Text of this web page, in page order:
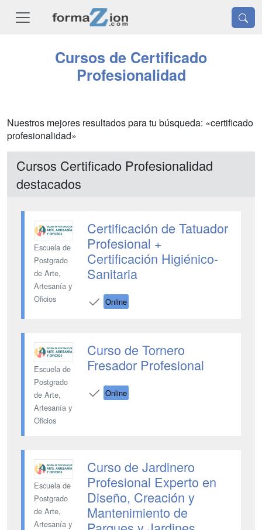
Cursos de Certificado
Profesionalidad
Nuestros mejores resultados para tu búsqueda: «certificado
profesionalidad»
Cursos Certificado Profesionalidad
destacados
Escuela de
Postgrado
de Arte,
Artesanía y
Oficios
Certificación de Tatuador
Profesional +
Certificación Higiénico-
Sanitaria
Online
Escuela de
Postgrado
de Arte,
Artesanía y
Oficios
Curso de Tornero
Fresador Profesional
Online
Escuela de
Postgrado
de Arte,
Artesanía y
Curso de Jardinero
Profesional Experto en
Diseño, Creación y
Mantenimiento de